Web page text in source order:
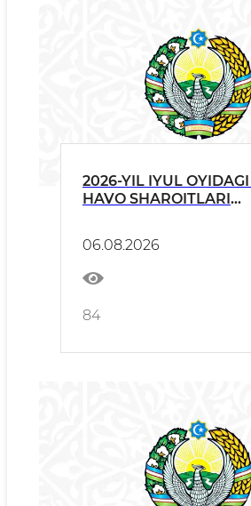
2026-YIL IYUL
HAVO SHAROITLARI
06.08.2026
84